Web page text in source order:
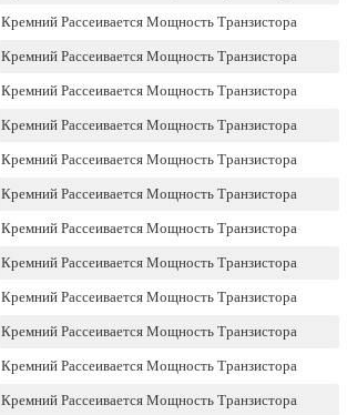
Кремний Рассеивается Мощность Транзистора
Кремний Рассеивается Мощность Транзистора
Кремний Рассеивается Мощность Транзистора
Кремний Рассеивается Мощность Транзистора
Кремний Рассеивается Мощность Транзистора
Кремний Рассеивается Мощность Транзистора
Кремний Рассеивается Мощность Транзистора
Кремний Рассеивается Мощность Транзистора
Кремний Рассеивается Мощность Транзистора
Кремний Рассеивается Мощность Транзистора
Кремний Рассеивается Мощность Транзистора
Кремний Рассеивается Мощность Транзистора